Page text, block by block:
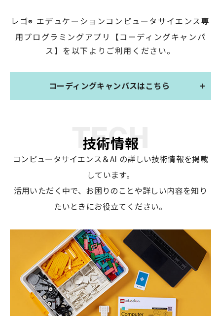
レゴ® エデュケーションコンピュータサイエンス専
用プログラミングアプリ
【コーディングキャンパ
ス】を以下よりご利用ください。
コーディングキャンパスはこちら
TECH
技術情報
コンピュータサイエンス＆AI の詳しい技術情報を掲載
しています。
活用いただく中で、お困りのことや詳しい内容を知り
たいときにお役立てください。